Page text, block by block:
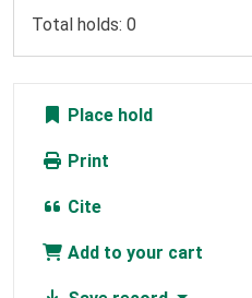
Total holds: 0
Place hold
Print
Cite
Add to your cart